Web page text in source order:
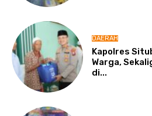
DAERAH
Kapolres
Warga,
di...